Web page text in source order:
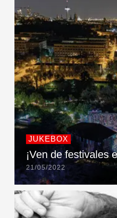
JUKEBOX
¡Ven de festivales
21/05/2022